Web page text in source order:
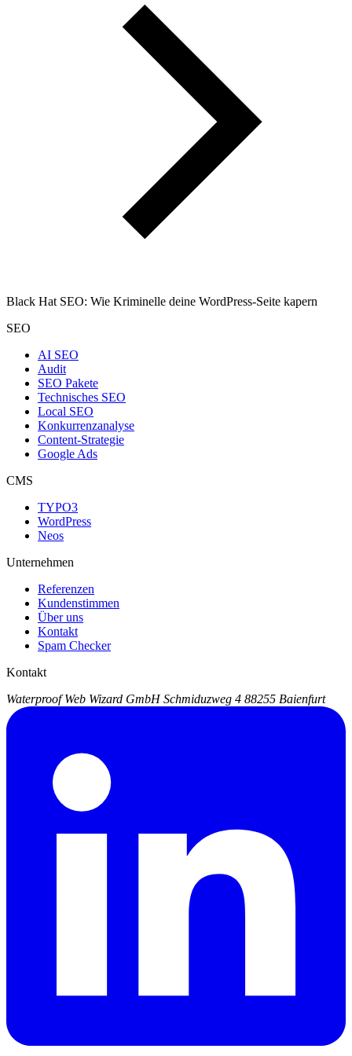
Black Hat SEO: Wie Kriminelle deine WordPress-Seite kapern
SEO
AI SEO
Audit
SEO Pakete
Technisches SEO
Local SEO
Konkurrenzanalyse
Content-Strategie
Google Ads
CMS
TYPO3
WordPress
Neos
Unternehmen
Referenzen
Kundenstimmen
Über uns
Kontakt
Spam Checker
Kontakt
Waterproof Web Wizard GmbH Schmiduzweg 4 88255 Baienfurt